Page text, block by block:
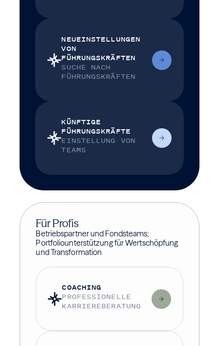
NEUEINSTELLUNGEN
VON
FÜHRUNGSKRÄFTEN
SUCHE NACH
FÜHRUNGSKRÄFTEN
KÜNFTIGE
FÜHRUNGSKRÄFTE
EINSTELLUNG VON
TEAMS
Für Profis
Betriebspartner und Fondsteams;
Portfoliounterstützung für Wertschöpfung
und Transformation
COACHING
PROFESSIONELLE
KARRIEREBERATUNG